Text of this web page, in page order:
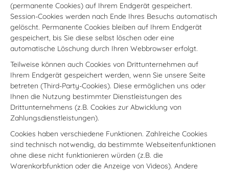
(permanente Cookies) auf Ihrem Endgerät gespeichert.
Session-Cookies werden nach Ende Ihres Besuchs automatisch
gelöscht. Permanente Cookies bleiben auf Ihrem Endgerät
gespeichert, bis Sie diese selbst löschen oder eine
automatische Löschung durch Ihren Webbrowser erfolgt.
Teilweise können auch Cookies von Drittunternehmen auf
Ihrem Endgerät gespeichert werden, wenn Sie unsere Seite
betreten (Third-Party-Cookies). Diese ermöglichen uns oder
Ihnen die Nutzung bestimmter Dienstleistungen des
Drittunternehmens (z.B. Cookies zur Abwicklung von
Zahlungsdienstleistungen).
Cookies haben verschiedene Funktionen. Zahlreiche Cookies
sind technisch notwendig, da bestimmte Webseitenfunktionen
ohne diese nicht funktionieren würden (z.B. die
Warenkorbfunktion oder die Anzeige von Videos). Andere